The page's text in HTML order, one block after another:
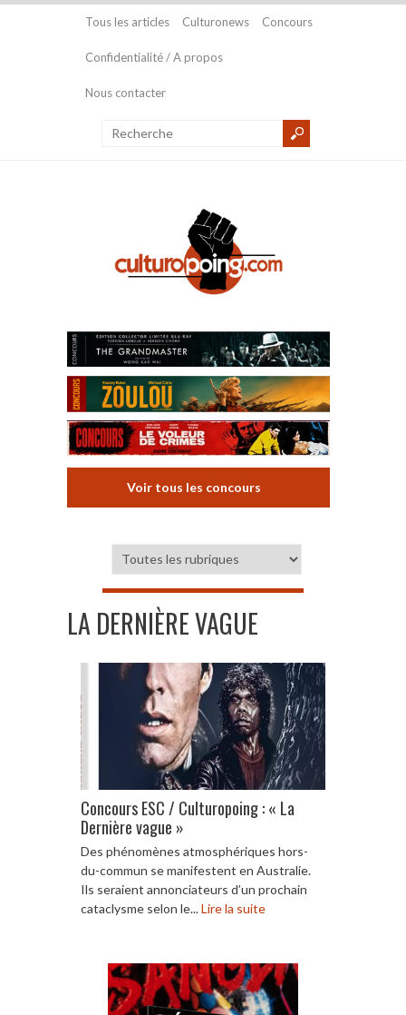
Tous les articles Culturonews Concours
Confidentialité / A propos
Nous contacter
Voir tous les concours
LA DERNIÈRE VAGUE
Concours ESC / Culturopoing : « La
Dernière vague »
Des phénomènes atmosphériques hors-
du-commun se manifestent en Australie.
Ils seraient annonciateurs d’un prochain
cataclysme selon le...Lire la suite